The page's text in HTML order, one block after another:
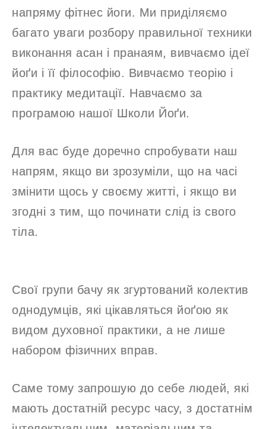
напряму фітнес йоги. Ми приділяємо
багато уваги розбору правильної техники
виконання асан і пранаям, вивчаємо ідеї
йоґи і її філософію. Вивчаємо теорію і
практику медитації. Навчаємо за
програмою нашої Школи Йоґи.
Для вас буде доречно спробувати наш
напрям, якщо ви зрозуміли, що на часі
змінити щось у своєму житті, і якщо ви
згодні з тим, що починати слід із свого
тіла.
Свої групи бачу як згуртований колектив
однодумців, які цікавляться йоґою як
видом духовної практики, а не лише
набором фізичних вправ.
Саме тому запрошую до себе людей, які
мають достатній ресурс часу, з достатнім